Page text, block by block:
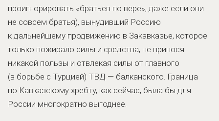
проигнорировать «братьев по вере», даже если они
не совсем братья), вынудивший Россию
к дальнейшему продвижению в Закавказье, которое
только пожирало силы и средства, не принося
никакой пользы и отвлекая силы от главного
(в борьбе с Турцией) ТВД — балканского. Граница
по Кавказскому хребту, как сейчас, была бы для
России многократно выгоднее.